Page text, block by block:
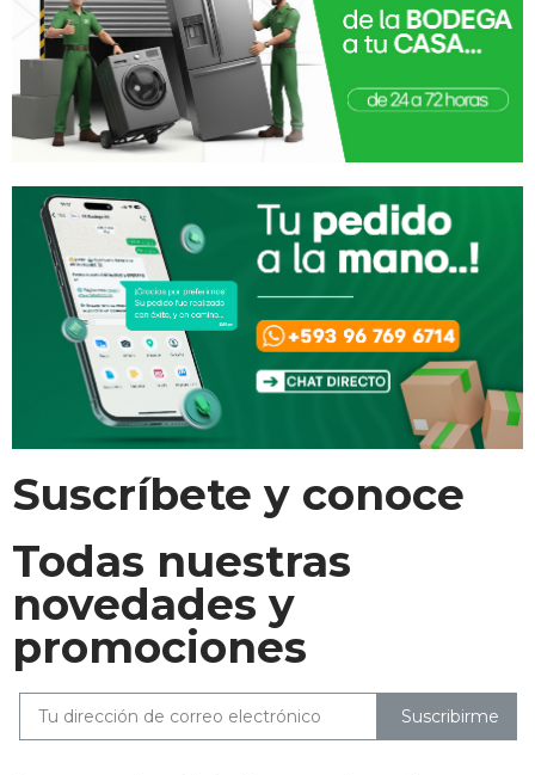
Suscríbete y conoce
Todas nuestras
novedades y
promociones
Suscribirme